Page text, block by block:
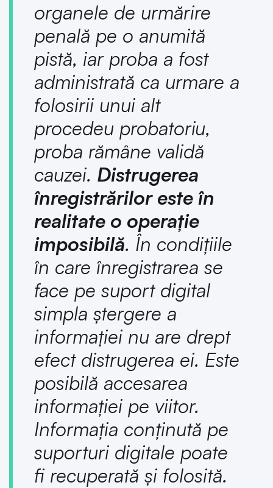
organele de urmărire
penală pe o anumită
pistă, iar proba a fost
administrată ca urmare a
folosirii unui alt
procedeu probatoriu,
proba rămâne validă
cauzei. Distrugerea
înregistrărilor este în
realitate o operație
imposibilă. În condițiile
în care înregistrarea se
face pe suport digital
simpla ștergere a
informației nu are drept
efect distrugerea ei. Este
posibilă accesarea
informației pe viitor.
Informația conținută pe
suporturi digitale poate
fi recuperată și folosită.